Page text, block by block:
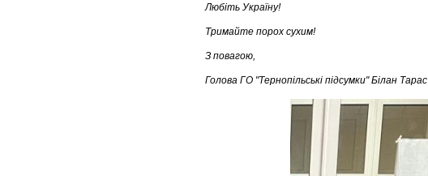
Любіть Україну!
Тримайте порох сухим!
З повагою,
Голова ГО "Тернопільські підсумки" Білан Тарас